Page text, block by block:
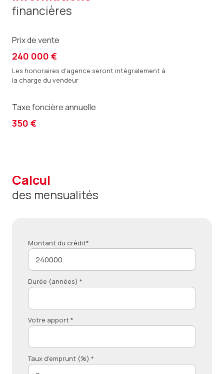
financières
Prix de vente
240 000 €
Les honoraires d'agence seront intégralement à
la charge du vendeur
Taxe foncière annuelle
350 €
calcul
des mensualités
Montant du crédit*
Durée (années) *
Votre apport *
Taux d'emprunt (%) *